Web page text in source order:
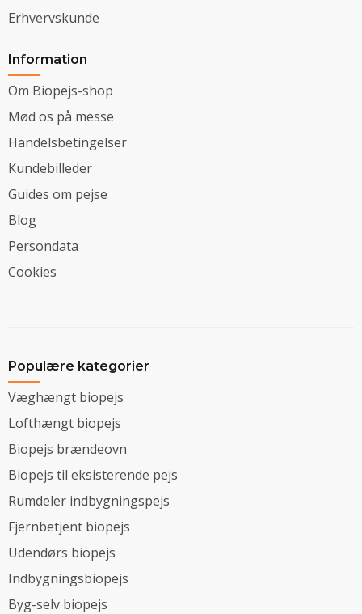
Erhvervskunde
Information
Om Biopejs-shop
Mød os på messe
Handelsbetingelser
Kundebilleder
Guides om pejse
Blog
Persondata
Cookies
Populære kategorier
Væghængt biopejs
Lofthængt biopejs
Biopejs brændeovn
Biopejs til eksisterende pejs
Rumdeler indbygningspejs
Fjernbetjent biopejs
Udendørs biopejs
Indbygningsbiopejs
Byg-selv biopejs